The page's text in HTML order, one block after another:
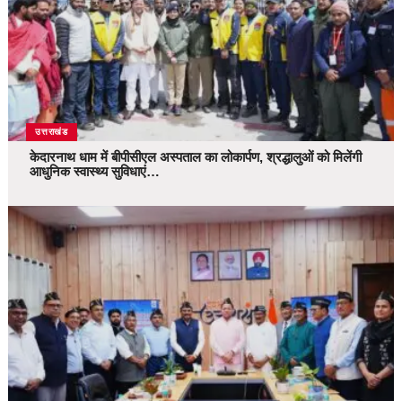
उत्तराखंड
केदारनाथ धाम में बीपीसीएल अस्पताल का लोकार्पण, श्रद्धालुओं को मिलेंगी
आधुनिक स्वास्थ्य सुविधाएं…